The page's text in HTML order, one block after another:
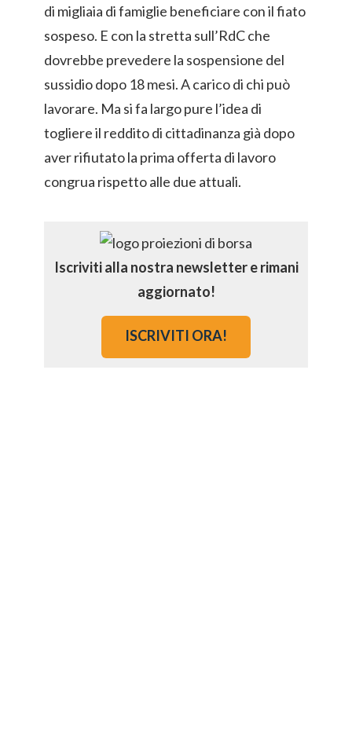
di migliaia di famiglie beneficiare con il fiato
sospeso. E con la stretta sull’RdC che
dovrebbe prevedere la sospensione del
sussidio dopo 18 mesi. A carico di chi può
lavorare. Ma si fa largo pure l’idea di
togliere il reddito di cittadinanza già dopo
aver rifiutato la prima offerta di lavoro
congrua rispetto alle due attuali.
Iscriviti alla nostra newsletter e rimani
aggiornato!
ISCRIVITI ORA!